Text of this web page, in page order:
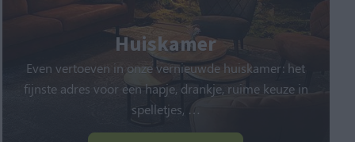
Huiskamer
Even vertoeven in onze vernieuwde huiskamer: het
fijnste adres voor een hapje, drankje, ruime keuze in
spelletjes, …